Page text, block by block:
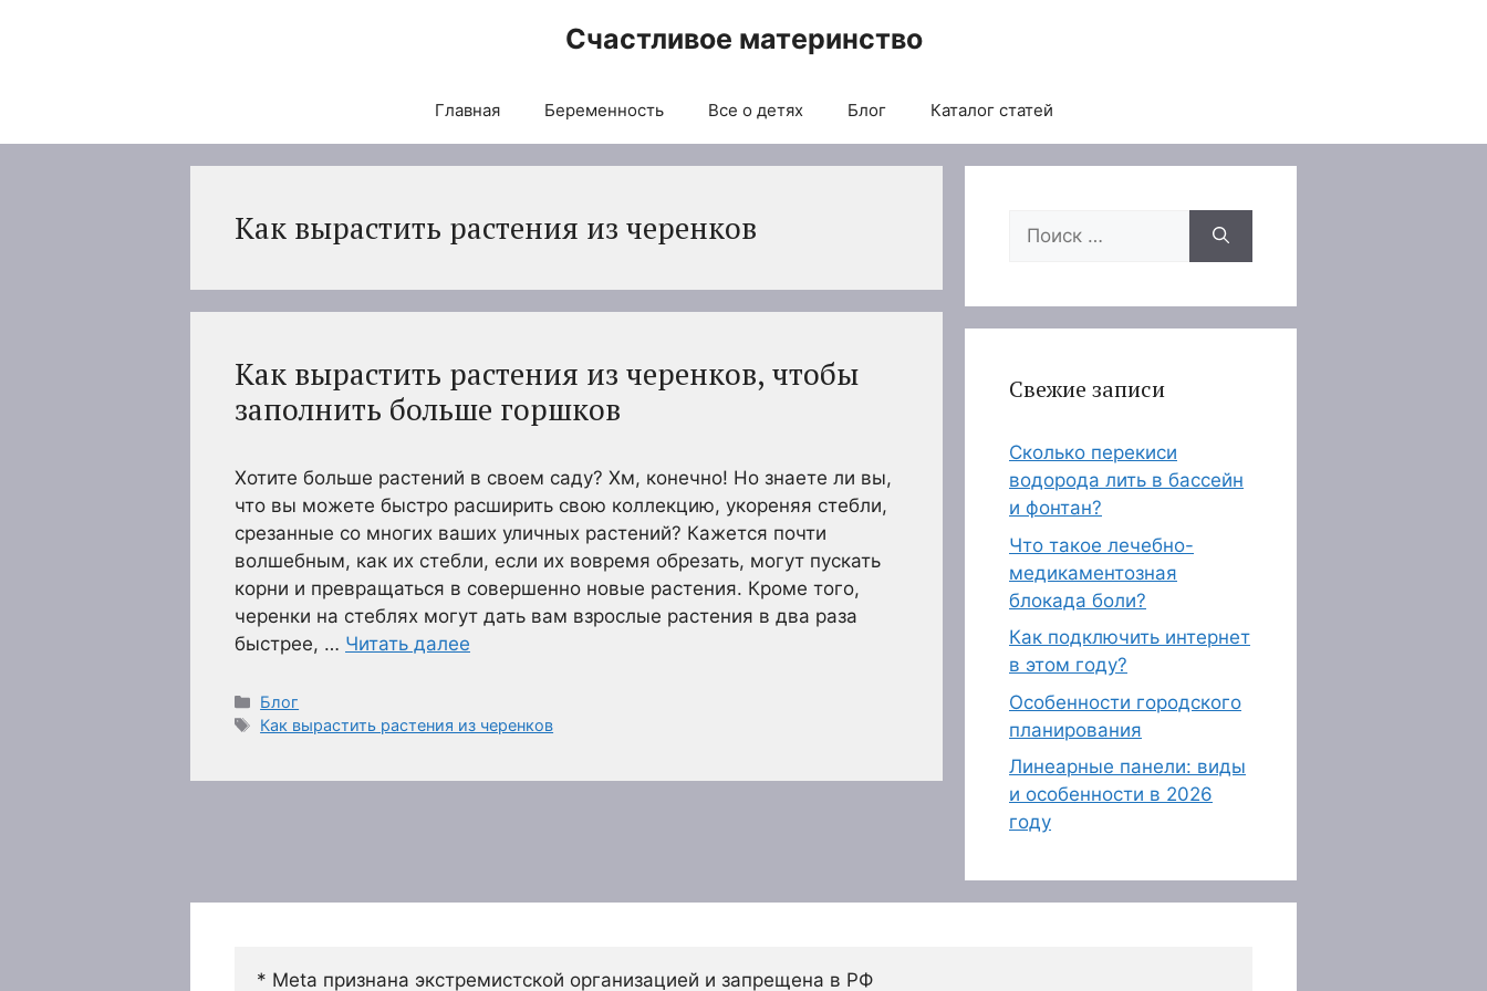
Счастливое материнство
Главная Беременность Все о детях Блог Каталог статей
Как вырастить растения из черенков
Как вырастить растения из черенков, чтобы
заполнить больше горшков
Хотите больше растений в своем саду? Хм, конечно! Но знаете ли вы,
что вы можете быстро расширить свою коллекцию, укореняя стебли,
срезанные со многих ваших уличных растений? Кажется почти
волшебным, как их стебли, если их вовремя обрезать, могут пускать
корни и превращаться в совершенно новые растения. Кроме того,
черенки на стеблях могут дать вам взрослые растения в два раза
быстрее, … Читать далее
Рубрики
Блог
Метки
Как вырастить растения из черенков
Поиск:
Свежие записи
Сколько перекиси
водорода лить в бассейн
и фонтан?
Что такое лечебно-
медикаментозная
блокада боли?
Как подключить интернет
в этом году?
Особенности городского
планирования
Линеарные панели: виды
и особенности в 2026
году
* Meta признана экстремистской организацией и запрещена в РФ